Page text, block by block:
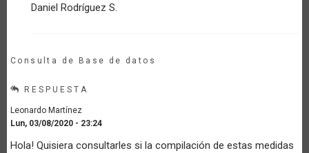
Daniel Rodríguez S.
Consulta de Base de datos
RESPUESTA
Leonardo Martínez
Lun, 03/08/2020 - 23:24
Hola! Quisiera consultarles si la compilación de estas medidas